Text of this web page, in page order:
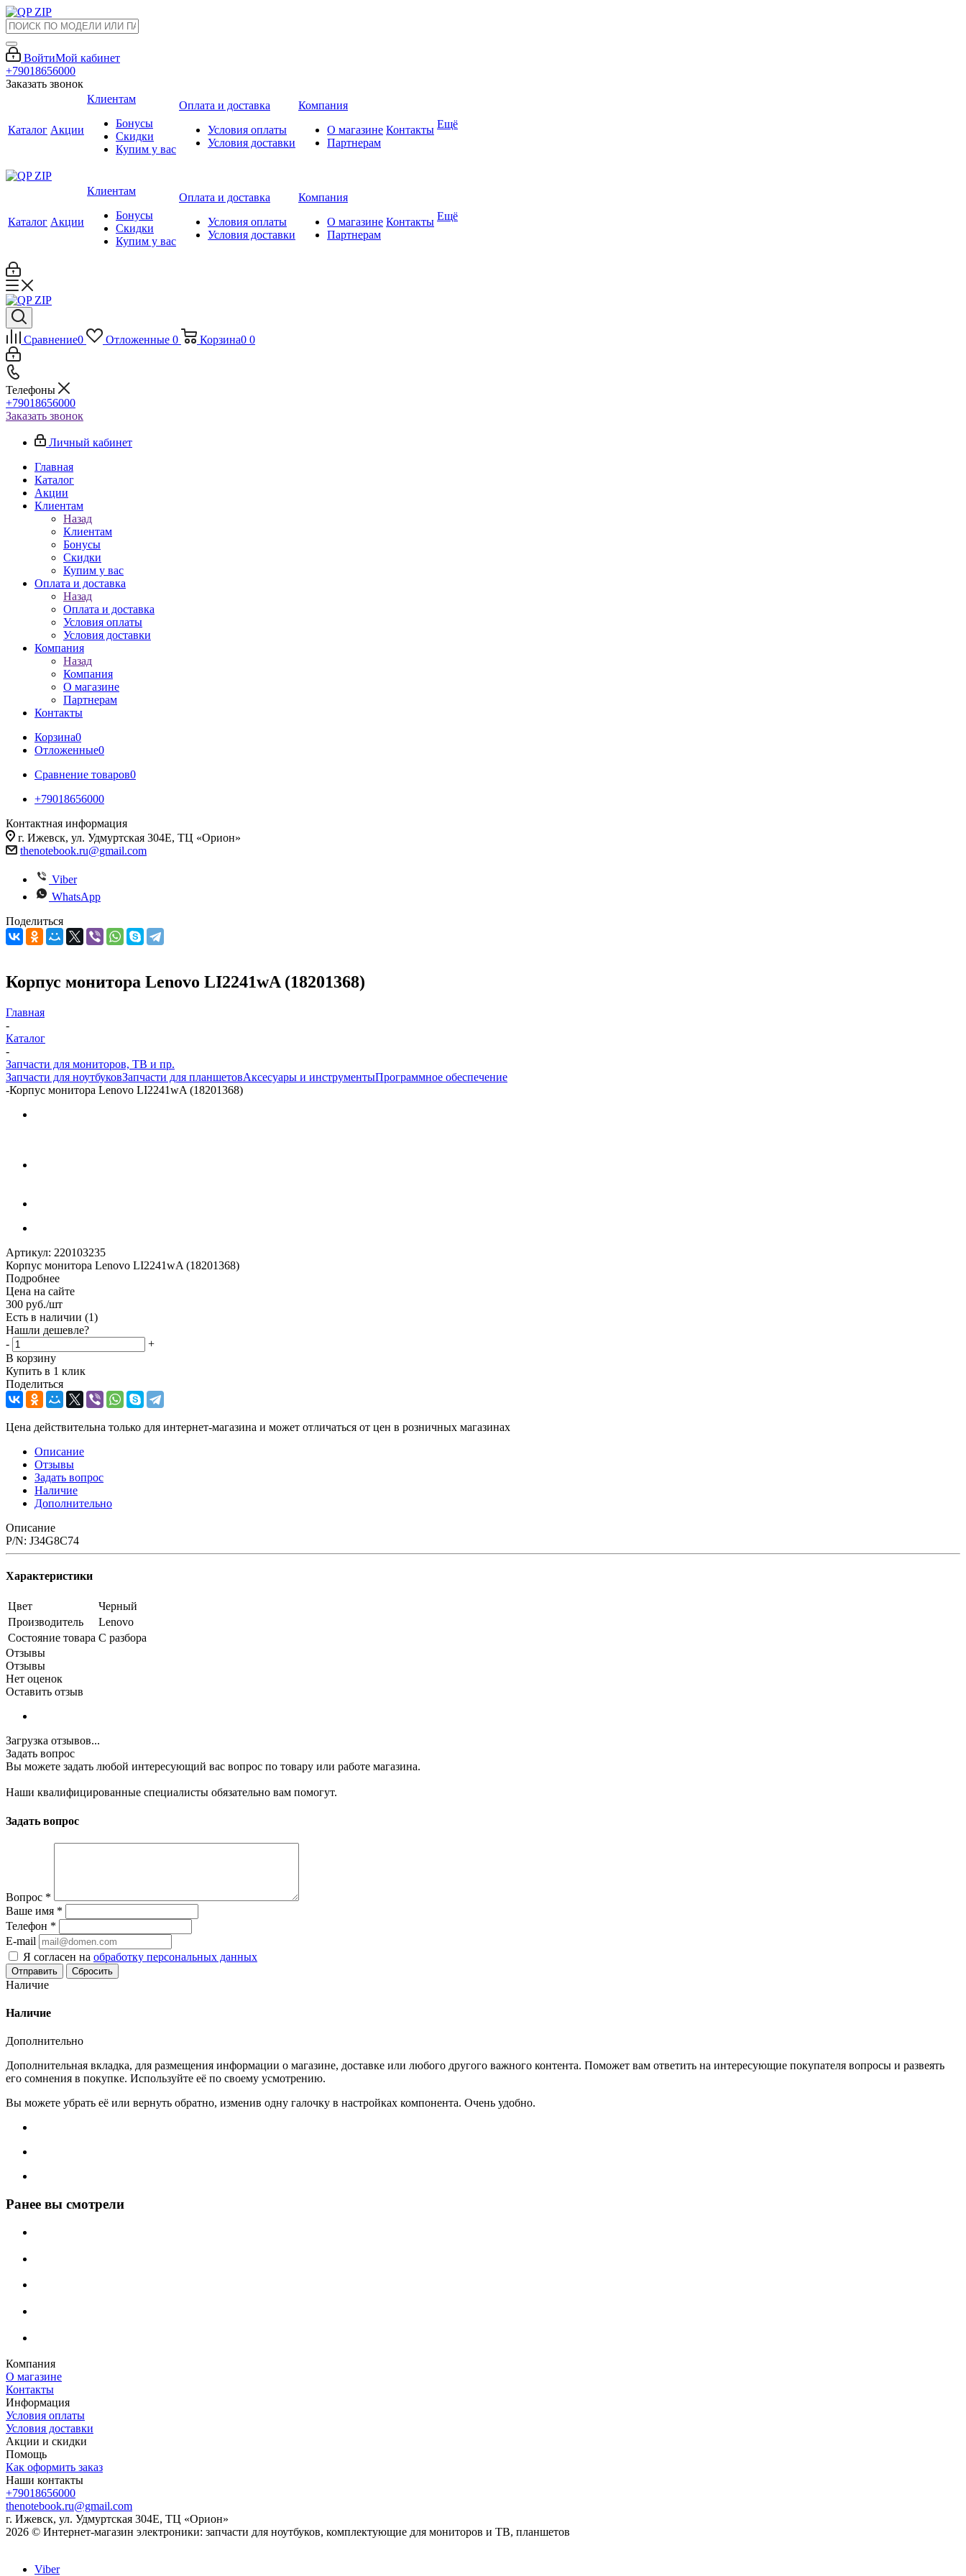
ВойтиМой кабинет
+79018656000
Заказать звонок
Каталог Акции
Клиентам
Бонусы
Скидки
Купим у вас
Оплата и доставка
Условия оплаты
Условия доставки
Компания
О магазине
Партнерам
Контакты Ещё
Каталог Акции
Клиентам
Бонусы
Скидки
Купим у вас
Оплата и доставка
Условия оплаты
Условия доставки
Компания
О магазине
Партнерам
Контакты Ещё
Сравнение0 Отложенные 0 Корзина0 0
Телефоны
+79018656000
Заказать звонок
Личный кабинет
Главная
Каталог
Акции
Клиентам
Назад
Клиентам
Бонусы
Скидки
Купим у вас
Оплата и доставка
Назад
Оплата и доставка
Условия оплаты
Условия доставки
Компания
Назад
Компания
О магазине
Партнерам
Контакты
Корзина0
Отложенные0
Сравнение товаров0
+79018656000
Контактная информация
г. Ижевск, ул. Удмуртская 304Е, ТЦ «Орион»
thenotebook.ru@gmail.com
Viber
WhatsApp
Поделиться
Корпус монитора Lenovo LI2241wA (18201368)
Главная
-
Каталог
-
Запчасти для мониторов, ТВ и пр.
Запчасти для ноутбуковЗапчасти для планшетовАксесуары и инструментыПрограммное обеспечение
-Корпус монитора Lenovo LI2241wA (18201368)
Артикул: 220103235
Корпус монитора Lenovo LI2241wA (18201368)
Подробнее
Цена на сайте
300 руб./шт
Есть в наличии (1)
Нашли дешевле?
-
+
В корзину
Купить в 1 клик
Поделиться
Цена действительна только для интернет-магазина и может отличаться от цен в розничных магазинах
Описание
Отзывы
Задать вопрос
Наличие
Дополнительно
Описание
P/N: J34G8C74
Характеристики
Цвет
Черный
Производитель
Lenovo
Состояние товара С разбора
Отзывы
Отзывы
Нет оценок
Оставить отзыв
Загрузка отзывов...
Задать вопрос
Вы можете задать любой интересующий вас вопрос по товару или работе магазина.
Наши квалифицированные специалисты обязательно вам помогут.
Задать вопрос
Вопрос *
Ваше имя *
Телефон *
E-mail
Я согласен на обработку персональных данных
Сбросить
Наличие
Наличие
Дополнительно
Дополнительная вкладка, для размещения информации о магазине, доставке или любого другого важного контента. Поможет вам ответить на интересующие покупателя вопросы и развеять
его сомнения в покупке. Используйте её по своему усмотрению.
Вы можете убрать её или вернуть обратно, изменив одну галочку в настройках компонента. Очень удобно.
Ранее вы смотрели
Компания
О магазине
Контакты
Информация
Условия оплаты
Условия доставки
Акции и скидки
Помощь
Как оформить заказ
Наши контакты
+79018656000
thenotebook.ru@gmail.com
г. Ижевск, ул. Удмуртская 304Е, ТЦ «Орион»
2026 © Интернет-магазин электроники: запчасти для ноутбуков, комплектующие для мониторов и ТВ, планшетов
Viber